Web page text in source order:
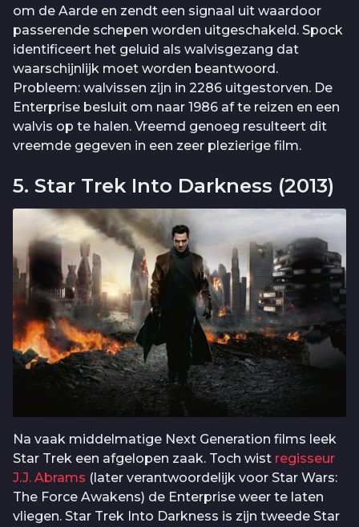
om de Aarde en zendt een signaal uit waardoor
passerende schepen worden uitgeschakeld. Spock
identificeert het geluid als walvisgezang dat
waarschijnlijk moet worden beantwoord.
Probleem: walvissen zijn in 2286 uitgestorven. De
Enterprise besluit om naar 1986 af te reizen en een
walvis op te halen. Vreemd genoeg resulteert dit
vreemde gegeven in een zeer plezierige film.
5. Star Trek Into Darkness (2013)
Na vaak middelmatige Next Generation films leek
Star Trek een afgelopen zaak. Toch wist regisseur
J.J. Abrams (later verantwoordelijk voor Star Wars:
The Force Awakens) de Enterprise weer te laten
vliegen. Star Trek Into Darkness is zijn tweede Star